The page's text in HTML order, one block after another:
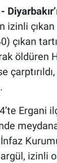
izinli çıkan
çıkan
öldüren
Ergani
izinli